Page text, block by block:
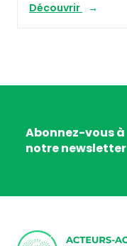
Découvrir
Abonnez-vous à
notre newsletter